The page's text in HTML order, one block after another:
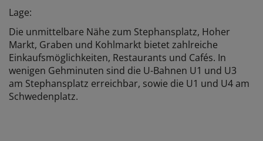
Lage:
Die unmittelbare Nähe zum Stephansplatz, Hoher
Markt, Graben und Kohlmarkt bietet zahlreiche
Einkaufsmöglichkeiten, Restaurants und Cafés. In
wenigen Gehminuten sind die U-Bahnen U1 und U3
am Stephansplatz erreichbar, sowie die U1 und U4 am
Schwedenplatz.